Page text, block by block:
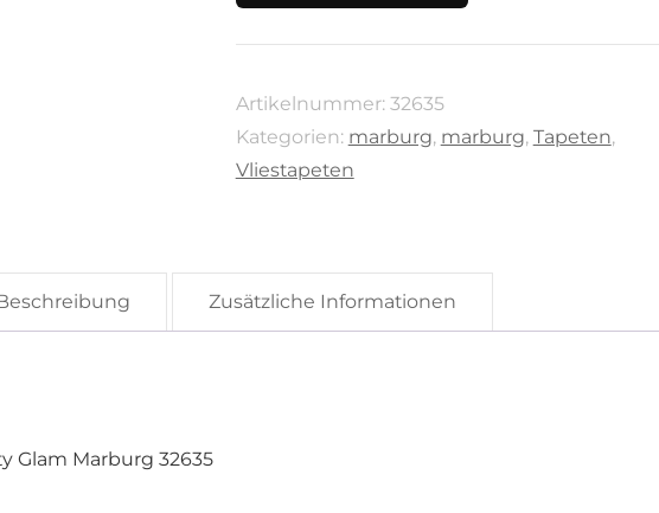
City
Glam
Marburg,
32635
Menge
Artikelnummer: 32635
Kategorien: marburg, marburg, Tapeten,
Vliestapeten
Zusätzliche Informationen
Glam Marburg 32635